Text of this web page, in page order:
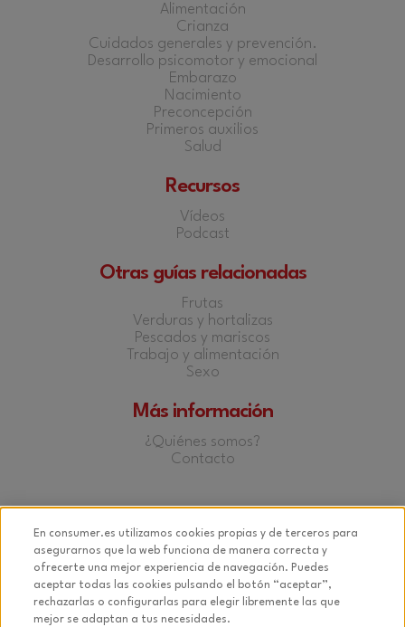
Alimentación
Crianza
Cuidados generales y prevención.
Desarrollo psicomotor y emocional
Embarazo
Nacimiento
Preconcepción
Primeros auxilios
Salud
Recursos
Vídeos
Podcast
Otras guías relacionadas
Frutas
Verduras y hortalizas
Pescados y mariscos
Trabajo y alimentación
Sexo
Más información
¿Quiénes somos?
Contacto
© 2026 Fundación EROSKI
En consumer.es utilizamos cookies propias y de terceros para
asegurarnos que la web funciona de manera correcta y
ofrecerte una mejor experiencia de navegación. Puedes
aceptar todas las cookies pulsando el botón “aceptar”,
rechazarlas o configurarlas para elegir libremente las que
mejor se adaptan a tus necesidades.